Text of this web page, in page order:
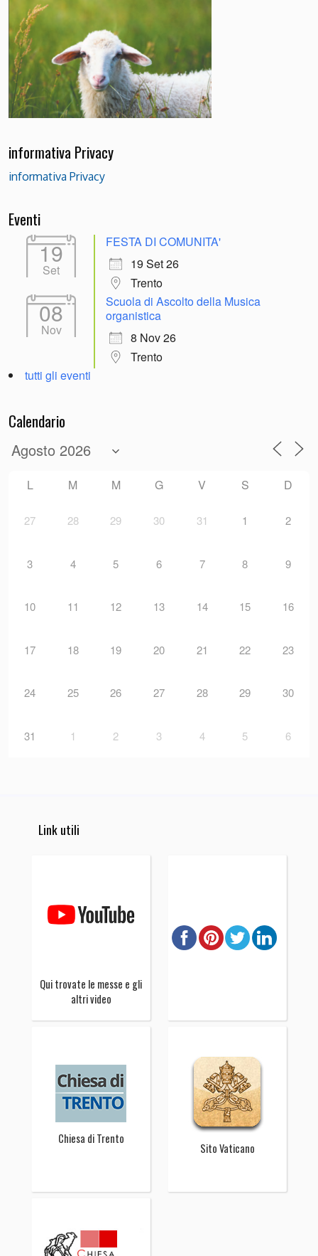
informativa Privacy
informativa Privacy
Eventi
19
Set
FESTA DI COMUNITA'
19 Set 26
Trento
08
Nov
Scuola di Ascolto della Musica
organistica
8 Nov 26
Trento
tutti gli eventi
Calendario
L M M G V S D
27 28 29 30 31 1 2
3 4 5 6 7 8 9
10 11 12 13 14 15 16
17 18 19 20 21 22 23
24 25 26 27 28 29 30
31 1 2 3 4 5 6
Link utili
Qui trovate le messe e gli
altri video
Chiesa di Trento
Sito Vaticano